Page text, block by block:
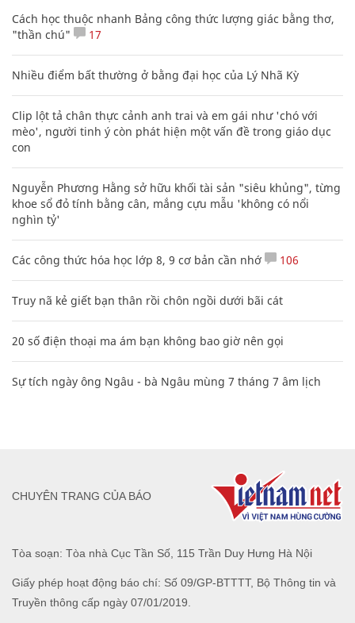
Cách học thuộc nhanh Bảng công thức lượng giác bằng thơ,
"thần chú"
17
Nhiều điểm bất thường ở bằng đại học của Lý Nhã Kỳ
Clip lột tả chân thực cảnh anh trai và em gái như 'chó với
mèo', người tinh ý còn phát hiện một vấn đề trong giáo dục
con
Nguyễn Phương Hằng sở hữu khối tài sản "siêu khủng", từng
khoe sổ đỏ tính bằng cân, mắng cựu mẫu 'không có nổi
nghìn tỷ'
Các công thức hóa học lớp 8, 9 cơ bản cần nhớ 106
Truy nã kẻ giết bạn thân rồi chôn ngồi dưới bãi cát
20 số điện thoại ma ám bạn không bao giờ nên gọi
Sự tích ngày ông Ngâu - bà Ngâu mùng 7 tháng 7 âm lịch
Tòa soạn: Tòa nhà Cục Tần Số, 115 Trần Duy Hưng Hà Nội
Giấy phép hoạt động báo chí: Số 09/GP-BTTTT, Bộ Thông tin và
Truyền thông cấp ngày 07/01/2019.
CHUYÊN TRANG CỦA BÁO